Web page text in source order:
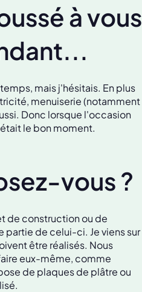
à vous
mais j'hésitais. En plus
menuiserie (notamment
Donc lorsque l'occasion
le bon moment.
vous ?
de construction ou de
de celui-ci. Je viens sur
être réalisés. Nous
eux-même, comme
de plaques de plâtre ou